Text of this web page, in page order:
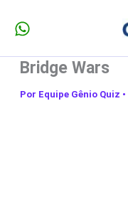
para
conteúdo
Bridge Wars
Por Equipe Gênio Quiz •